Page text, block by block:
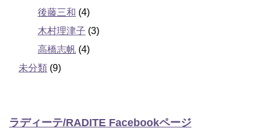
後藤三和 (4)
木村理津子 (3)
高橋志帆 (4)
未分類 (9)
ラディーテ/RADITE Facebookページ